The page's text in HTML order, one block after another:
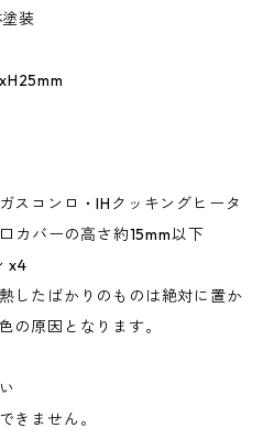
装
スコンロ・IHクッキングヒータ
カバーの高さ約15mm以下
x4
したばかりのものは絶対に置か
の原因となります。
きません。